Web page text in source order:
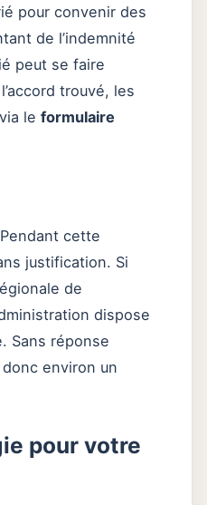
pour convenir des
de l’indemnité
peut se faire
trouvé, les
le formulaire
cette
justification. Si
de
dispose
Sans réponse
environ un
pour votre